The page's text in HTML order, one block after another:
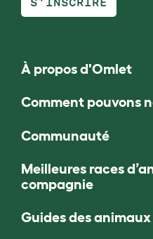
S'INSCRIRE
À propos d'Omlet
Comment pouvons
Communauté
Meilleures races
compagnie
Guides des animaux